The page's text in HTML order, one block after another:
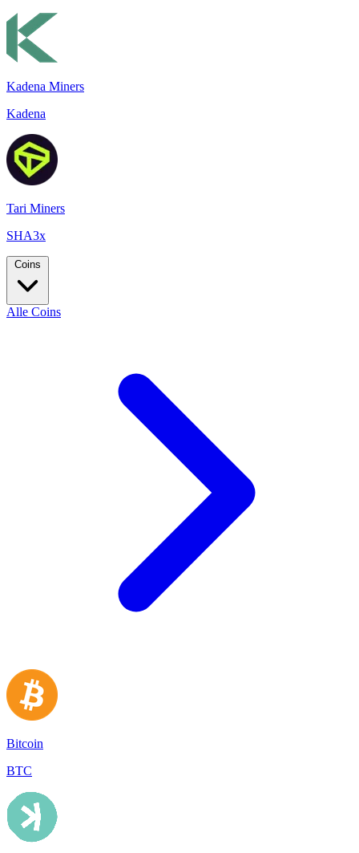
Kadena Miners
Kadena
Tari Miners
SHA3x
Coins
Alle Coins
Bitcoin
BTC